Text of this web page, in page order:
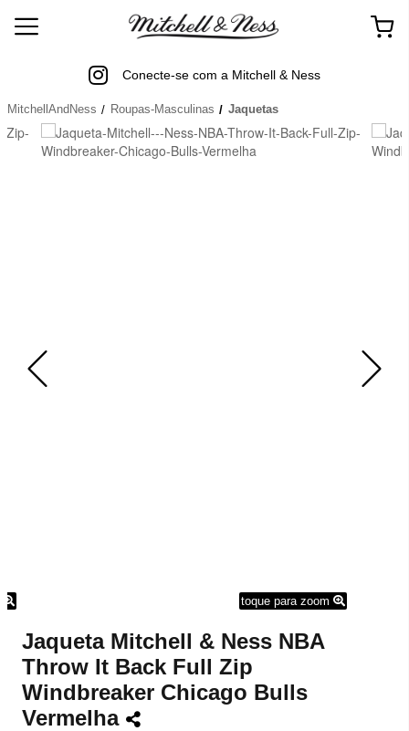
Conecte-se com a Mitchell & Ness
MitchellAndNess Roupas-Masculinas Jaquetas
toque para zoom
Jaqueta Mitchell & Ness NBA
Throw It Back Full Zip
Windbreaker Chicago Bulls
Vermelha